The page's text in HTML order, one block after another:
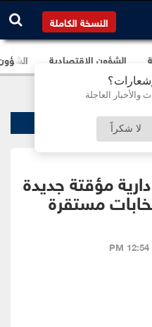
والأخبار العاجلة
لا شكراً
النسخة الكاملة
الشؤون الإقتصادية
مؤقتة جديدة
مستقرة